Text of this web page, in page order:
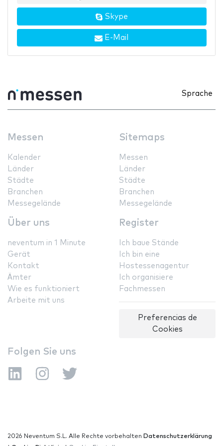
Skype
E-Mail
Sprache
Messen
Kalender
Länder
Städte
Branchen
Messegelände
Sitemaps
Messen
Länder
Städte
Branchen
Messegelände
Über uns
neventum in 1 Minute
Gerät
Kontakt
Ämter
Wie es funktioniert
Arbeite mit uns
Register
Ich baue Stände
Ich bin eine
Hostessenagentur
Ich organisiere
Fachmessen
Preferencias de
Cookies
Folgen Sie uns
2026 Neventum S.L. Alle Rechte vorbehalten Datenschutzerklärung